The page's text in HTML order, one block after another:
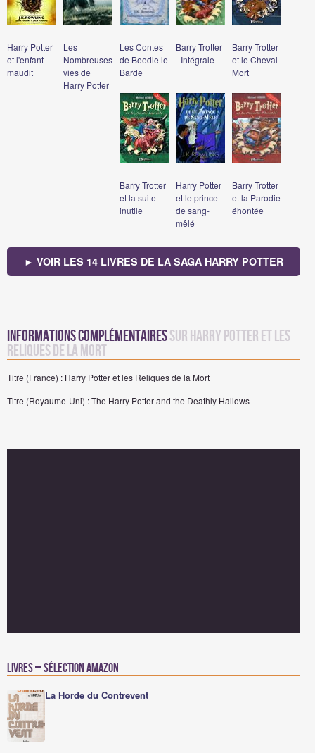
Harry Potter
et l'enfant
maudit
Les
Nombreuses
vies de
Harry Potter
Les Contes
de Beedle le
Barde
Barry Trotter
- Intégrale
Barry Trotter
et le Cheval
Mort
Barry Trotter
et la suite
inutile
Harry Potter
et le prince
de sang-
mêlé
Barry Trotter
et la Parodie
éhontée
► VOIR LES 14 LIVRES DE LA SAGA HARRY POTTER
Informations complémentairessur Harry Potter et les
Reliques de la Mort
Titre (France) : Harry Potter et les Reliques de la Mort
Titre (Royaume-Uni) : The Harry Potter and the Deathly Hallows
Livres – Sélection Amazon
La Horde du Contrevent